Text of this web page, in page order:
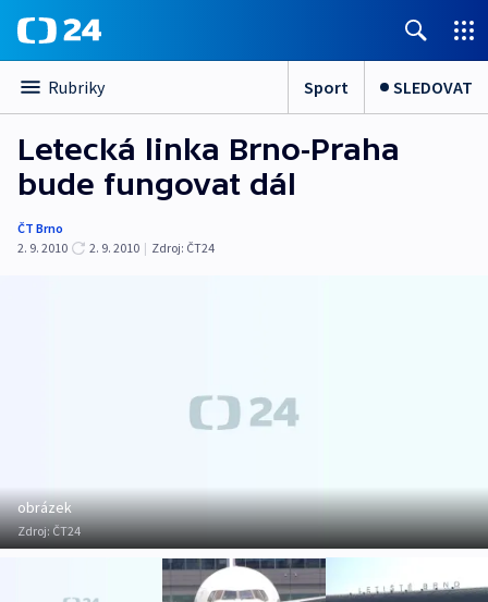
Rubriky Sport SLEDOVAT
Letecká linka Brno-Praha
bude fungovat dál
ČT Brno
2. 9. 2010
2. 9. 2010 | Zdroj: ČT24
obrázek
Zdroj:ČT24